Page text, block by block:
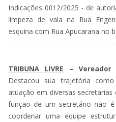
Indicações 0012/2025 - de
limpeza de vala na Rua
esquina com Rua Apucarana no
TRIBUNA LIVRE – Vereador
Destacou sua trajetória
atuação em diversas
função de um secretário não
coordenar uma equipe